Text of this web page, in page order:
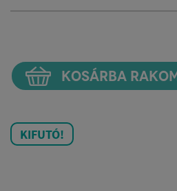
KOSÁRBA
KIFUTÓ!